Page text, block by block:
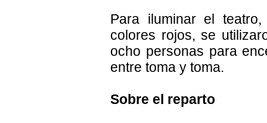
Para iluminar el
colores rojos, se
ocho personas para
entre toma y toma.
Sobre el reparto